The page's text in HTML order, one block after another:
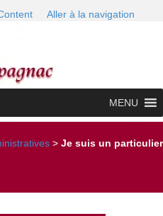
Aller à la navigation
MENU
> Je suis un particulier